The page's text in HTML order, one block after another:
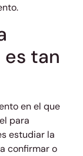
tan
en el que
para
estudiar la
confirmar o